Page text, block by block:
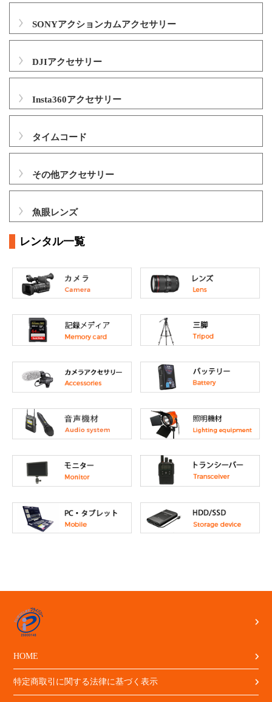
SONYアクションカムアクセサリー
DJIアクセサリー
Insta360アクセサリー
タイムコード
その他アクセサリー
魚眼レンズ
レンタル一覧
HOME
特定商取引に関する法律に基づく表示